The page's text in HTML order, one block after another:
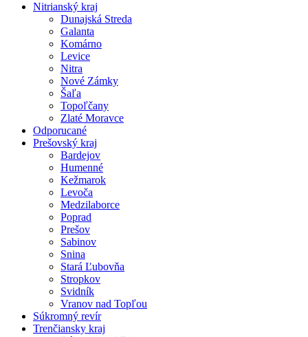
Nitrianský kraj
Dunajská Streda
Galanta
Komárno
Levice
Nitra
Nové Zámky
Šaľa
Topoľčany
Zlaté Moravce
Odporucané
Prešovský kraj
Bardejov
Humenné
Kežmarok
Levoča
Medzilaborce
Poprad
Prešov
Sabinov
Snina
Stará Ľubovňa
Stropkov
Svidník
Vranov nad Topľou
Súkromný revír
Trenčiansky kraj